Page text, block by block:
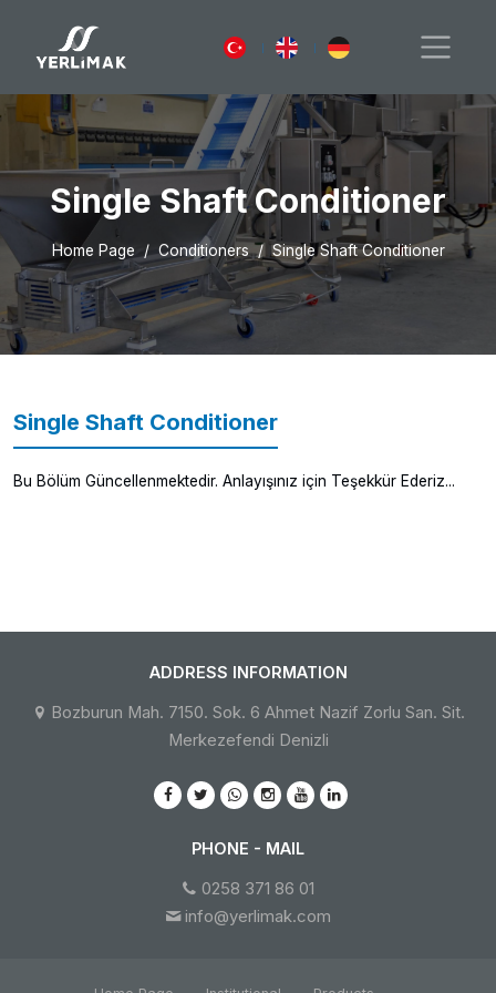
Single Shaft Conditioner
Home Page Conditioners Single Shaft Conditioner
Single Shaft Conditioner
Bu Bölüm Güncellenmektedir. Anlayışınız için Teşekkür Ederiz...
ADDRESS INFORMATION
Bozburun Mah. 7150. Sok. 6 Ahmet Nazif Zorlu San. Sit.
Merkezefendi Denizli
PHONE - MAIL
0258 371 86 01
info@yerlimak.com